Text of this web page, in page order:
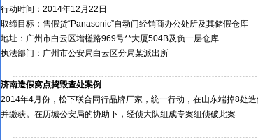
行动时间：2014年12月22日
取缔目标：售假货“Panasonic”自动门经销商办公处所及其储假仓库
地址：广州市白云区增槎路969号**大厦504B及负一层仓库
执法部门：广州市公安局白云区分局某派出所
济南造假窝点捣毁查处案例
2014年4月份，松下联合同行品牌厂家，统一行动，在山东端掉8处
并缴获。在历城公安局的协助下，经侦大队组成专案组侦破此案